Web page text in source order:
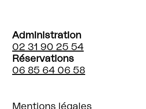
Administration
02 31 90 25 54
Réservations
06 85 64 06 58
Mentions légales